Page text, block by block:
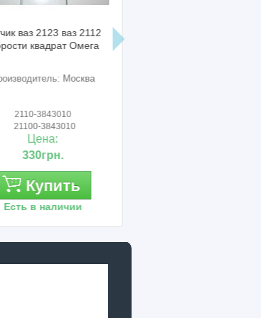
Пыльник ваз 2123 тяги
рычага переключения
Производитель: БРТ,
2123-1703145
21230-1703145
Цена:
160грн.
Купить
Есть в наличии